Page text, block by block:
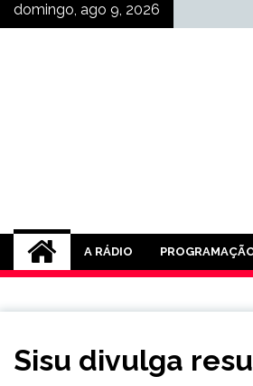
domingo, ago 9, 2026
Rádio
A RÁDIO
NOTÍCIAS
Sisu divulga